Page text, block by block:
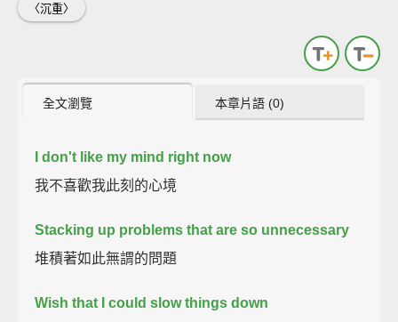
〈沉重〉
全文瀏覽 本章片語 (0)
I don't like my mind right now
我不喜歡我此刻的心境
Stacking up problems that are so unnecessary
堆積著如此無謂的問題
Wish that I could slow things down